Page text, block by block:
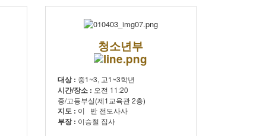
청소년부
대상 : 중1~3, 고1~3학년
시간/장소 : 오전 11:20
중/고등부실(제1교육관 2층)
지도 : 이 반 전도사사
부장 : 이승철 집사